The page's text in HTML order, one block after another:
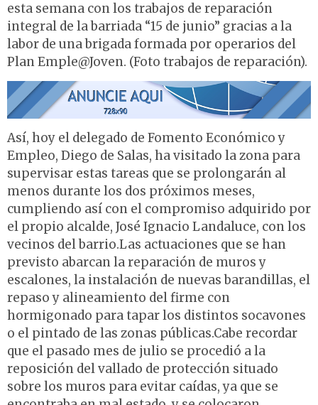
esta semana con los trabajos de reparación
integral de la barriada “15 de junio” gracias a la
labor de una brigada formada por operarios del
Plan Emple@Joven. (Foto trabajos de reparación).
Así, hoy el delegado de Fomento Económico y
Empleo, Diego de Salas, ha visitado la zona para
supervisar estas tareas que se prolongarán al
menos durante los dos próximos meses,
cumpliendo así con el compromiso adquirido por
el propio alcalde, José Ignacio Landaluce, con los
vecinos del barrio.Las actuaciones que se han
previsto abarcan la reparación de muros y
escalones, la instalación de nuevas barandillas, el
repaso y alineamiento del firme con
hormigonado para tapar los distintos socavones
o el pintado de las zonas públicas.Cabe recordar
que el pasado mes de julio se procedió a la
reposición del vallado de protección situado
sobre los muros para evitar caídas, ya que se